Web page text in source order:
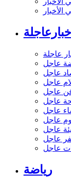
أخبارعاجلة
عاجلة
عاجل
عاجل
عاجل
عاجل
عاجل
عاجل
عاجل
عاجل
عاجل
عاجل
رياضة